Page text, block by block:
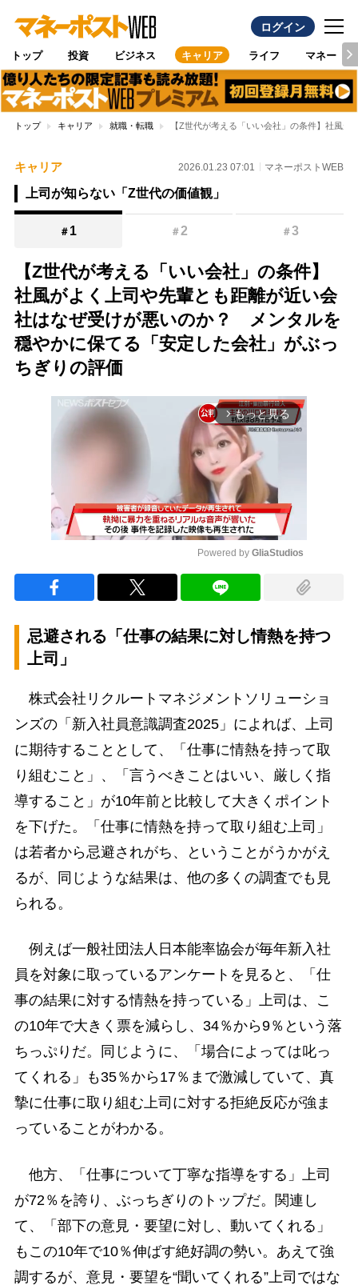
ログイン
トップ 投資 ビジネス キャリア ライフ マネー
トップ キャリア 就職・転職 【Z世代が考える「いい会社」の条件】社風
キャリア 2026.01.23 07:01 マネーポストWEB
上司が知らない「Z世代の価値観」
＃ 1 ＃2 ＃3
【Z世代が考える「いい会社」の条件】
社風がよく上司や先輩とも距離が近い会
社はなぜ受けが悪いのか？ メンタルを
穏やかに保てる「安定した会社」がぶっ
ちぎりの評価
arrow_forward_ios もっと見る
Powered by GliaStudios
忌避される「仕事の結果に対し情熱を持つ
上司」
株式会社リクルートマネジメントソリューショ
ンズの「新入社員意識調査2025」によれば、上司
に期待することとして、「仕事に情熱を持って取
り組むこと」、「言うべきことはいい、厳しく指
導すること」が10年前と比較して大きくポイント
を下げた。「仕事に情熱を持って取り組む上司」
は若者から忌避されがち、ということがうかがえ
るが、同じような結果は、他の多くの調査でも見
られる。
例えば一般社団法人日本能率協会が毎年新入社
員を対象に取っているアンケートを見ると、「仕
事の結果に対する情熱を持っている」上司は、こ
の10年で大きく票を減らし、34％から9％という落
ちっぷりだ。同じように、「場合によっては叱っ
てくれる」も35％から17％まで激減していて、真
摯に仕事に取り組む上司に対する拒絶反応が強ま
っていることがわかる。
他方、「仕事について丁寧な指導をする」上司
が72％を誇り、ぶっちぎりのトップだ。関連し
て、「部下の意見・要望に対し、動いてくれる」
もこの10年で10％伸ばす絶好調の勢い。あえて強
調するが、意見・要望を“聞いてくれる”上司ではな